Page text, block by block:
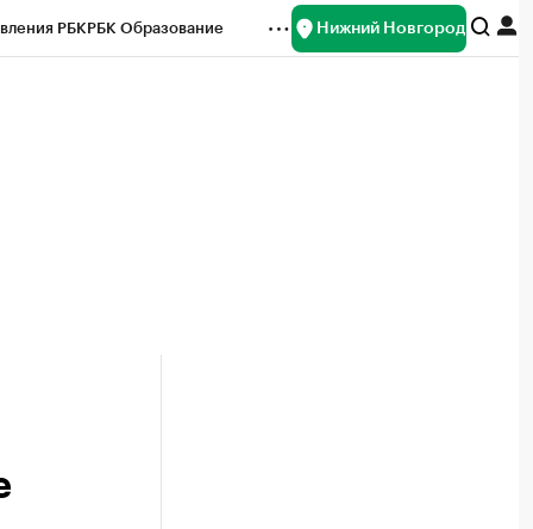
РБКРБК Образование Нижний Новгород